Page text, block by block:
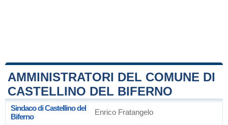
AMMINISTRATORI DEL COMUNE DI
CASTELLINO DEL BIFERNO
Sindaco di Castellino del
Biferno
Enrico Fratangelo